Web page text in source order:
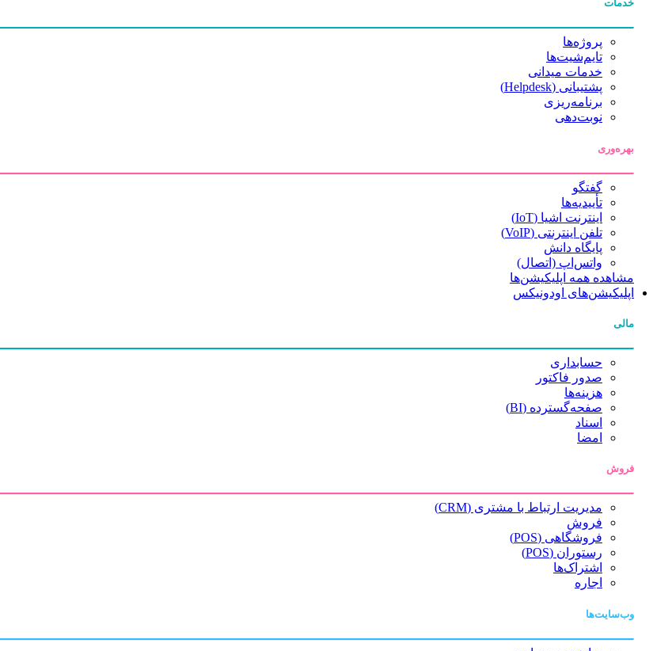
خدمات
پروژه‌ها
تایم‌شیت‌ها
خدمات میدانی
پشتیبانی (Helpdesk)
برنامه‌ریزی
نوبت‌دهی
بهره‌وری
گفتگو
تأییدیه‌ها
اینترنت اشیا (IoT)
تلفن اینترنتی (VoIP)
پایگاه دانش
واتس‌اپ (اتصال)
مشاهده همه اپلیکیشن‌ها
اپلیکیشن‌های اودونیکس
مالی
حسابداری
صدور فاکتور
هزینه‌ها
صفحه‌گسترده (BI)
اسناد
امضا
فروش
مدیریت ارتباط با مشتری (CRM)
فروش
فروشگاهی (POS)
رستوران (POS)
اشتراک‌ها
اجاره
وب‌سایت‌ها